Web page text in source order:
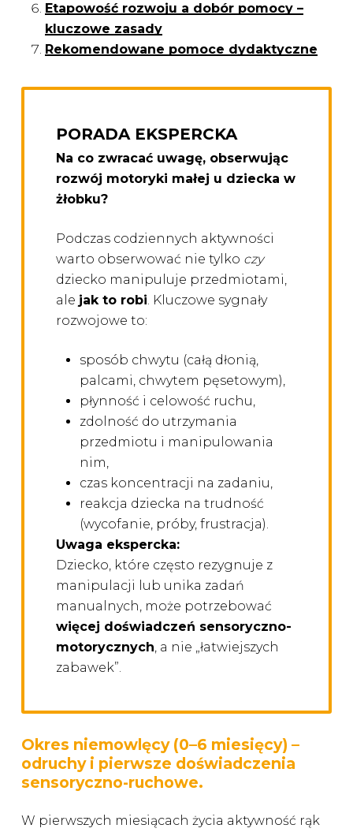
Etapowość rozwoju a dobór pomocy –
kluczowe zasady
Rekomendowane pomoce dydaktyczne
PORADA EKSPERCKA
Na co zwracać uwagę, obserwując
rozwój motoryki małej u dziecka w
żłobku?
Podczas codziennych aktywności
warto obserwować nie tylko czy
dziecko manipuluje przedmiotami,
ale jak to robi. Kluczowe sygnały
rozwojowe to:
sposób chwytu (całą dłonią,
palcami, chwytem pęsetowym),
płynność i celowość ruchu,
zdolność do utrzymania
przedmiotu i manipulowania
nim,
czas koncentracji na zadaniu,
reakcja dziecka na trudność
(wycofanie, próby, frustracja).
Uwaga ekspercka:
Dziecko, które często rezygnuje z
manipulacji lub unika zadań
manualnych, może potrzebować
więcej doświadczeń sensoryczno-
motorycznych, a nie „łatwiejszych
zabawek”.
Okres niemowlęcy (0–6 miesięcy) –
odruchy i pierwsze doświadczenia
sensoryczno-ruchowe.
W pierwszych miesiącach życia aktywność rąk